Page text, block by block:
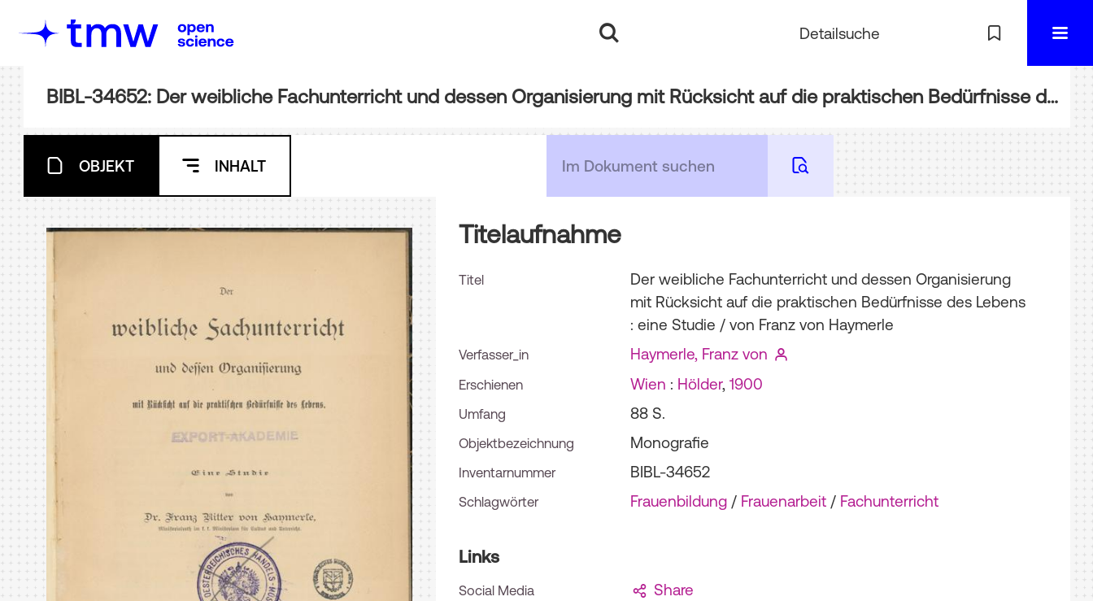
Detailsuche
BIBL-34652: Der weibliche Fachunterricht und dessen Organisierung mit Rücksicht auf die praktischen Bedürfnisse des Lebens : eine Studie
OBJEKT INHALT
Titelaufnahme
Titel
Der weibliche Fachunterricht und dessen Organisierung
mit Rücksicht auf die praktischen Bedürfnisse des Lebens
: eine Studie / von Franz von Haymerle
Verfasser_in Haymerle, Franz von
Erschienen Wien : Hölder, 1900
Umfang 88 S.
Objektbezeichnung Monografie
Inventarnummer BIBL-34652
Schlagwörter Frauenbildung / Frauenarbeit / Fachunterricht
Links
Social Media Share